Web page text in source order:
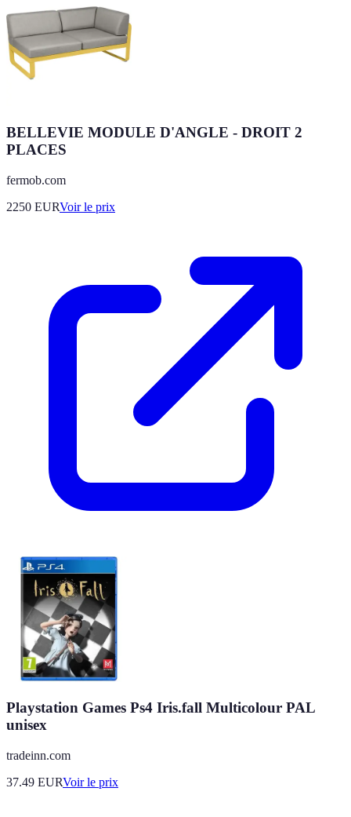
BELLEVIE MODULE D'ANGLE - DROIT 2
PLACES
fermob.com
2250 EURVoir le prix
Playstation Games Ps4 Iris.fall Multicolour PAL
unisex
tradeinn.com
37.49 EURVoir le prix